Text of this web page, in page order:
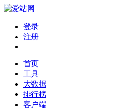
登录
注册
首页
工具
大数据
排行榜
客户端